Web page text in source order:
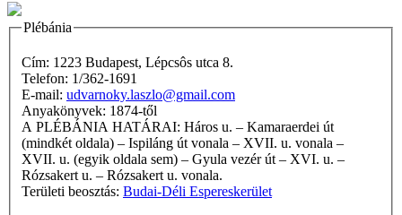
Plébánia
Cím: 1223 Budapest, Lépcsôs utca 8.
Telefon: 1/362-1691
E-mail: udvarnoky.laszlo@gmail.com
Anyakönyvek: 1874-től
A PLÉBÁNIA HATÁRAI: Háros u. – Kamaraerdei út
(mindkét oldala) – Ispiláng út vonala – XVII. u. vonala –
XVII. u. (egyik oldala sem) – Gyula vezér út – XVI. u. –
Rózsakert u. – Rózsakert u. vonala.
Területi beosztás: Budai-Déli Espereskerület